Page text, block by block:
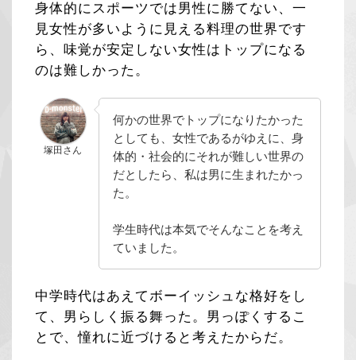
身体的にスポーツでは男性に勝てない、一
見女性が多いように見える料理の世界です
ら、味覚が安定しない女性はトップになる
のは難しかった。
塚田さん
何かの世界でトップになりたかった
としても、女性であるがゆえに、身
体的・社会的にそれが難しい世界の
だとしたら、私は男に生まれたかっ
た。
学生時代は本気でそんなことを考え
ていました。
中学時代はあえてボーイッシュな格好をし
て、男らしく振る舞った。男っぽくするこ
とで、憧れに近づけると考えたからだ。